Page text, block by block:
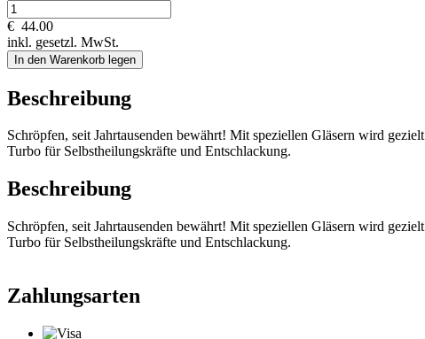
€ 44.00
inkl. gesetzl. MwSt.
In den Warenkorb legen
Beschreibung
Schröpfen, seit Jahrtausenden bewährt! Mit speziellen Gläsern wird
Turbo für Selbstheilungskräfte und Entschlackung.
Beschreibung
Schröpfen, seit Jahrtausenden bewährt! Mit speziellen Gläsern wird
Turbo für Selbstheilungskräfte und Entschlackung.
Zahlungsarten